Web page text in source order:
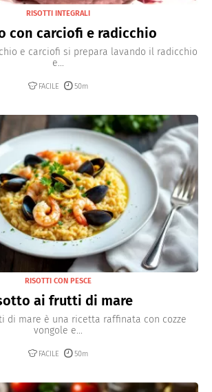
RISOTTI INTEGRALI
con carciofi e radicchio
e carciofi si prepara lavando il radicchio
e...
FACILE 50m
RISOTTI CON PESCE
ai frutti di mare
di mare è una ricetta raffinata con cozze
vongole e...
FACILE 50m